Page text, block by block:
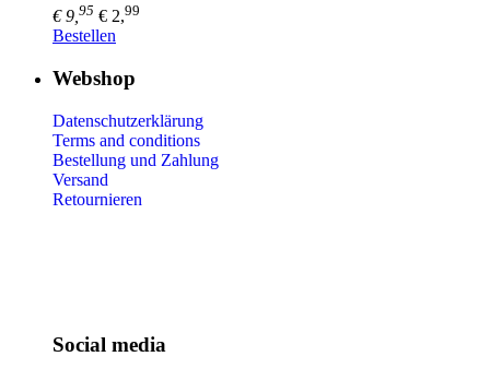
€ 9, 95 € 2,99
Bestellen
Webshop
Datenschutzerklärung
Terms and conditions
Bestellung und Zahlung
Versand
Retournieren
Social media